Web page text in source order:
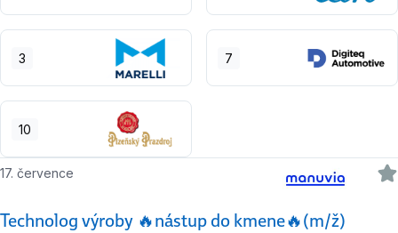
3 7
10
Technolog výroby 🔥nástup do kmene🔥(m/ž)
17. července